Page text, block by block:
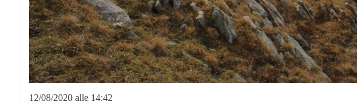
12/08/2020 alle 14:42